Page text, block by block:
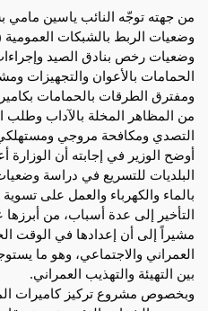
من جهته توجّه النائب ياسين
وضعيات الربط بالشبكات العمومية
وضعيات رخص بنادق الصيد
الحمامات بالأعوان والتجهيزات
ومفترق الطرقات بالحمامات
من المظاهر المخلة بالآداب وطلب
التصدي ومكافحة مروجي
أوضح الوزير في إجابته أن الوزارة
البلديات للتسريع في دراسة
بالماء والكهرباء والعمل على
التأخير إلى عدة أسباب، من أبرزها
مشيراً إلى أن إعدادها في الوقت
العمراني والاجتماعي، وهو ما
بين التهيئة والتهذيب العمراني.
وبخصوص مشروع تركيز كاميرات